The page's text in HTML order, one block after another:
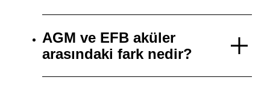
AGM ve EFB aküler
arasındaki fark nedir?